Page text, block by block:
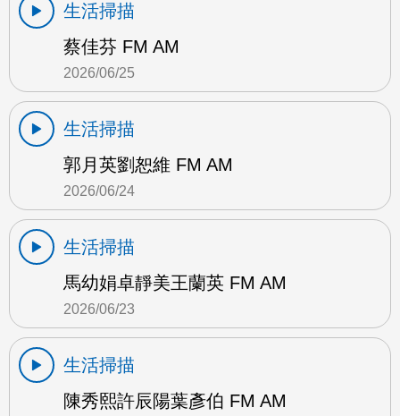
生活掃描
蔡佳芬 FM AM
2026/06/25
生活掃描
郭月英劉恕維 FM AM
2026/06/24
生活掃描
馬幼娟卓靜美王蘭英 FM AM
2026/06/23
生活掃描
陳秀熙許辰陽葉彥伯 FM AM